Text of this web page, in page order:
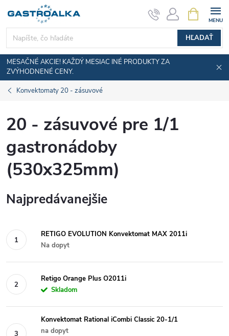
obsah
HĽADAŤ
KOŠÍK
MESAČNÉ AKCIE! KAŽDÝ MESIAC INÉ PRODUKTY ZA
ZVÝHODNENÉ CENY.
Konvektomaty 20 - zásuvové
20 - zásuvové pre 1/1
gastronádoby
(530x325mm)
Najpredávanejšie
RETIGO EVOLUTION Konvektomat MAX 2011i
Na dopyt
Retigo Orange Plus O2011i
Skladom
Konvektomat Rational iCombi Classic 20-1/1
na dopyt